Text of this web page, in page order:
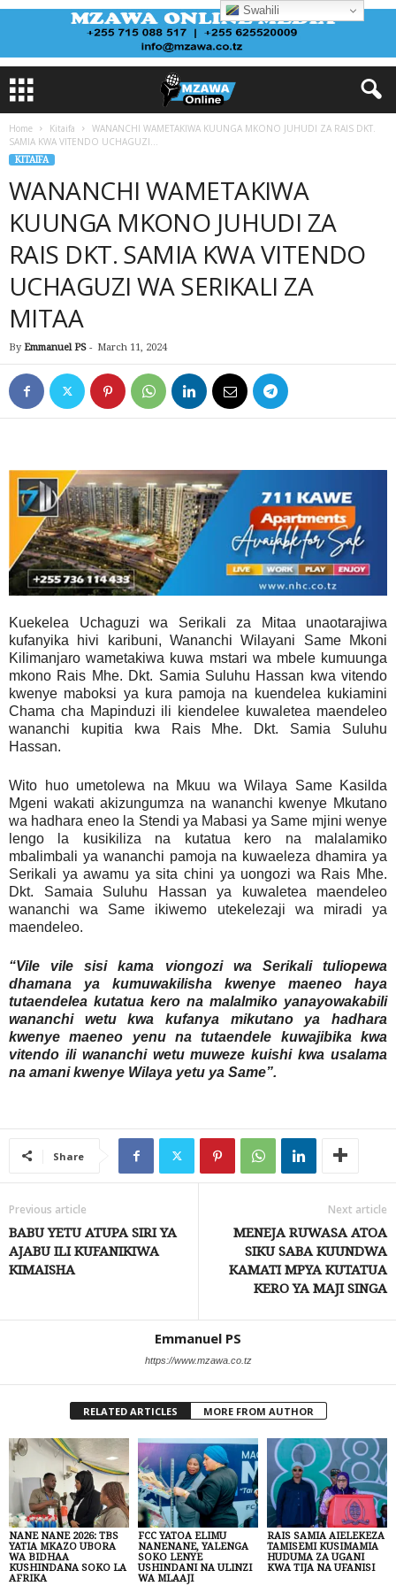
Home Kitaifa
WANANCHI WAMETAKIWA KUUNGA MKONO JUHUDI ZA RAIS DKT.
SAMIA KWA VITENDO UCHAGUZI...
KITAIFA
WANANCHI WAMETAKIWA
KUUNGA MKONO JUHUDI ZA
RAIS DKT. SAMIA KWA VITENDO
UCHAGUZI WA SERIKALI ZA
MITAA
By Emmanuel PS - March 11, 2024
Kuekelea Uchaguzi wa Serikali za Mitaa unaotarajiwa
kufanyika hivi karibuni, Wananchi Wilayani Same Mkoni
Kilimanjaro wametakiwa kuwa mstari wa mbele kumuunga
mkono Rais Mhe. Dkt. Samia Suluhu Hassan kwa vitendo
kwenye maboksi ya kura pamoja na kuendelea kukiamini
Chama cha Mapinduzi ili kiendelee kuwaletea maendeleo
wananchi kupitia kwa Rais Mhe. Dkt. Samia Suluhu
Hassan.
Wito huo umetolewa na Mkuu wa Wilaya Same Kasilda
Mgeni wakati akizungumza na wananchi kwenye Mkutano
wa hadhara eneo la Stendi ya Mabasi ya Same mjini wenye
lengo la kusikiliza na kutatua kero na malalamiko
mbalimbali ya wananchi pamoja na kuwaeleza dhamira ya
Serikali ya awamu ya sita chini ya uongozi wa Rais Mhe.
Dkt. Samaia Suluhu Hassan ya kuwaletea maendeleo
wananchi wa Same ikiwemo utekelezaji wa miradi ya
maendeleo.
“Vile vile sisi kama viongozi wa Serikali tuliopewa
dhamana ya kumuwakilisha kwenye maeneo haya
tutaendelea kutatua kero na malalmiko yanayowakabili
wananchi wetu kwa kufanya mikutano ya hadhara
kwenye maeneo yenu na tutaendele kuwajibika kwa
vitendo ili wananchi wetu muweze kuishi kwa usalama
na amani kwenye Wilaya yetu ya Same”.
Share
Previous article
BABU YETU ATUPA SIRI YA
AJABU ILI KUFANIKIWA
KIMAISHA
Next article
MENEJA RUWASA ATOA
SIKU SABA KUUNDWA
KAMATI MPYA KUTATUA
KERO YA MAJI SINGA
Emmanuel PS
https://www.mzawa.co.tz
RELATED ARTICLES MORE FROM AUTHOR
NANE NANE 2026: TBS
YATIA MKAZO UBORA
WA BIDHAA
KUSHINDANA SOKO LA
AFRIKA
FCC YATOA ELIMU
NANENANE, YALENGA
SOKO LENYE
USHINDANI NA ULINZI
WA MLAAJI
RAIS SAMIA AIELEKEZA
TAMISEMI KUSIMAMIA
HUDUMA ZA UGANI
KWA TIJA NA UFANISI
Swahili